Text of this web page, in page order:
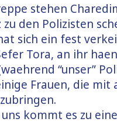
stehen
den Polizisten
sich ein fest
Tora, an ihr
“unser”
Frauen, die
kommt es zu